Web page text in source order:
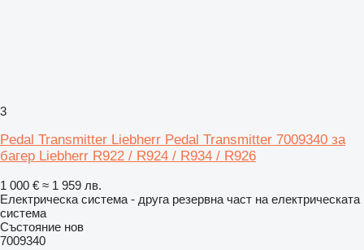
3
Pedal Transmitter Liebherr Pedal Transmitter 7009340 за
багер Liebherr R922 / R924 / R934 / R926
1 000 € ≈ 1 959 лв.
Електрическа система - друга резервна част на електрическата
система
Състояние нов
7009340